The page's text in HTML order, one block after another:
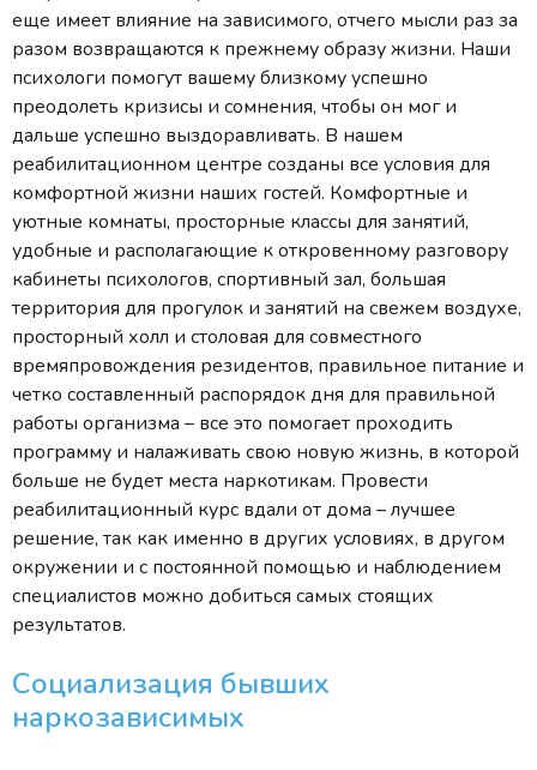
еще имеет влияние на зависимого, отчего мысли раз за
разом возвращаются к прежнему образу жизни. Наши
психологи помогут вашему близкому успешно
преодолеть кризисы и сомнения, чтобы он мог и
дальше успешно выздоравливать. В нашем
реабилитационном центре созданы все условия для
комфортной жизни наших гостей. Комфортные и
уютные комнаты, просторные классы для занятий,
удобные и располагающие к откровенному разговору
кабинеты психологов, спортивный зал, большая
территория для прогулок и занятий на свежем воздухе,
просторный холл и столовая для совместного
времяпровождения резидентов, правильное питание и
четко составленный распорядок дня для правильной
работы организма – все это помогает проходить
программу и налаживать свою новую жизнь, в которой
больше не будет места наркотикам. Провести
реабилитационный курс вдали от дома – лучшее
решение, так как именно в других условиях, в другом
окружении и с постоянной помощью и наблюдением
специалистов можно добиться самых стоящих
результатов.
Социализация бывших
наркозависимых